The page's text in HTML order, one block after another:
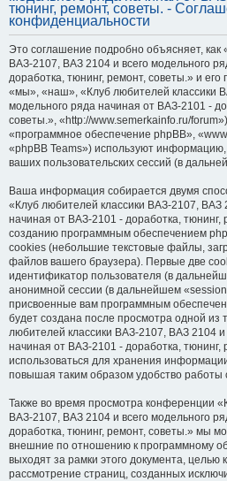
тюнинг, ремонт, советы. -
конфиденциальности
Это соглашение подробно объясняет, как
ВАЗ-2107, ВАЗ 2104 и всего модельного
доработка, тюнинг, ремонт, советы.» и
«мы», «наш», «Клуб любителей классики
модельного ряда начиная от ВАЗ-2101 -
советы.», «http://www.semerkainfo.ru/
«программное обеспечение phpBB»,
«phpBB Teams») используют
ваших пользовательских сессий (в
Ваша информация собирается двумя
«Клуб любителей классики ВАЗ-2107, ВАЗ
начиная от ВАЗ-2101 - доработка, тюнинг,
созданию программным обеспечением
cookies (небольшие текстовые файлы,
файлов вашего браузера). Первые две
идентификатор пользователя (в
анонимной сессии (в дальнейшем
присвоенные вам программным
будет создана после просмотра одной из
любителей классики ВАЗ-2107, ВАЗ 2104 и
начиная от ВАЗ-2101 - доработка, тюнинг,
использоваться для хранения
повышая таким образом удобство
Также во время просмотра конференции
ВАЗ-2107, ВАЗ 2104 и всего модельного
доработка, тюнинг, ремонт, советы.» мы
внешние по отношению к программному
выходят за рамки этого документа, целью
рассмотрение страниц, созданных